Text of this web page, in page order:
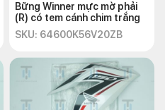
Bững Winner mực mờ phải
(R) có tem cánh chim trắng
SKU: 64600K56V20ZB